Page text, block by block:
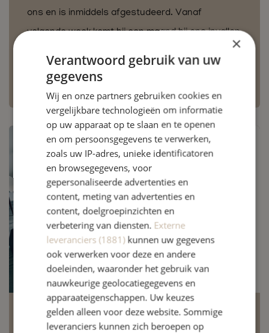
ons en is inmiddels afgestudeerd. Vanaf
volgende week komt hij een maand bij ons invallen
tijdens de vakantieperiode, zodat wij onze deuren
geopend kunnen houden.
30 juni 2026
×
Verantwoord gebruik van uw
gegevens
Wij en onze partners gebruiken cookies en
vergelijkbare technologieën om informatie
op uw apparaat op te slaan en te openen
en om persoonsgegevens te verwerken,
zoals uw IP-adres, unieke identificatoren
en browsegegevens, voor
gepersonaliseerde advertenties en
content, meting van advertenties en
content, doelgroepinzichten en
verbetering van diensten. Externe
leveranciers (1881)kunnen uw gegevens
ook verwerken voor deze en andere
doeleinden, waaronder het gebruik van
nauwkeurige geolocatiegegevens en
apparaateigenschappen. Uw keuzes
gelden alleen voor deze website. Sommige
leveranciers kunnen zich beroepen op